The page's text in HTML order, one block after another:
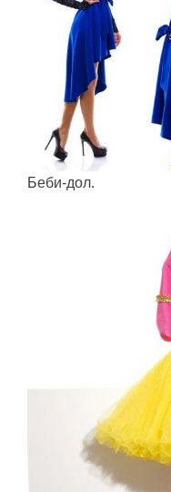
Беби-дол.